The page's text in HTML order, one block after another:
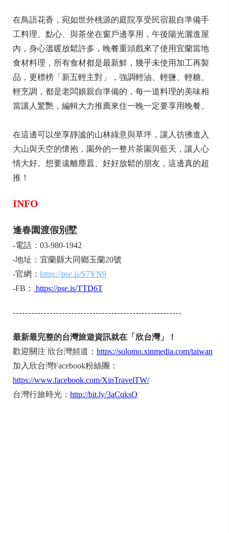
在鳥語花香，宛如世外桃源的庭院享受民宿親自準備手
工料理、點心、與茶坐在窗戶邊享用，午後陽光灑進屋
內，身心溫暖放鬆許多，晚餐重頭戲來了使用宜蘭當地
食材料理，所有食材都是最新鮮，幾乎未使用加工再製
品，更標榜「新五輕主對」，強調輕油、輕鹽、輕糖、
輕烹調，都是老闆娘親自準備的，每一道料理的美味相
當讓人驚艷，編輯大力推薦來住一晚一定要享用晚餐。
在這邊可以坐享靜謐的山林綠意與草坪，讓人彷彿進入
大山與天空的懷抱，園外的一整片茶園與藍天，讓人心
情大好。想要遠離塵囂、好好放鬆的朋友，這邊真的超
推！
INFO
逢春園渡假別墅
-電話：03-980-1942
-地址：宜蘭縣大同鄉玉蘭20號
-官網： https://pse.is/S7YN9
-FB：
https://pse.is/TTD6T
-------------------------------------------------------
最新最完整的台灣旅遊資訊就在「欣台灣」！
歡迎關注 欣台灣頻道： https://solomo.xinmedia.com/taiwan
加入欣台灣Facebook粉絲團：
https://www.facebook.com/XinTravelTW/
台灣行旅時光： http://bit.ly/3aCqksO